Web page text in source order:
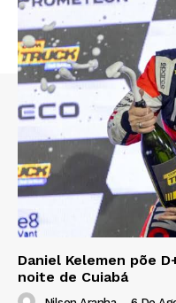
Daniel Kelemen põe
noite de Cuiabá